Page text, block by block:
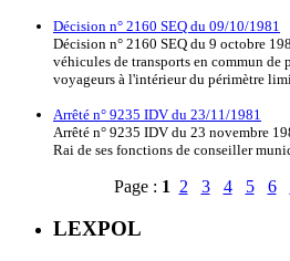
Décision n° 2160 SEQ du 09/10/1981
Décision n° 2160 SEQ du 9 octobre
véhicules de transports en commun de
voyageurs à l'intérieur du périmètre
Arrêté n° 9235 IDV du 23/11/1981
Arrêté n° 9235 IDV du 23 novembre
Rai de ses fonctions de conseiller
Page : 1 2 3 4 5 6
LEXPOL